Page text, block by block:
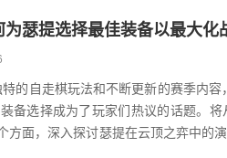
瑟提选择最佳装备以最大化
备选择成为了玩家们热议的话题。
方面，深入探讨瑟提在云顶之弈中的